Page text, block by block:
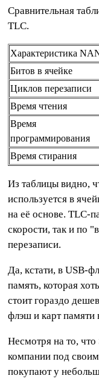
Сравнительная
TLC.
Характеристика
Битов в ячейке
Циклов перезаписи
Время чтения
Время
программирования
Время стирания
Из таблицы видно,
используется в
на её основе. TLC-
скорости, так и по
перезаписи.
Да, кстати, в USB-
память, которая
стоит гораздо
флэш и карт памяти
Несмотря на то,
компании под
покупают у